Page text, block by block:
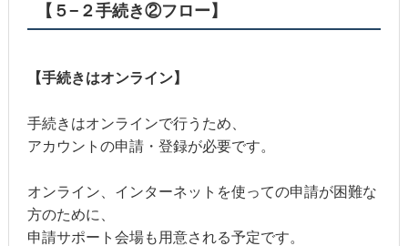
【５−２手続き②フロー】
【手続きはオンライン】
手続きはオンラインで行うため、
アカウントの申請・登録が必要です。
オンライン、インターネットを使っての申請が困難な
方のために、
申請サポート会場も用意される予定です。